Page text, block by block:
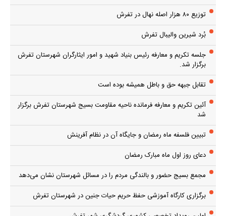
توزیع ۸۰ هزار اصله نهال در تفرش
بُرد شیرین والیبال تفرش
جلسه تکریم و معارفه رئیس بنیاد شهید و امور ایثارگران شهرستان تفرش
برگزار شد.
تقابل جبهه حق و باطل همیشه بوده است
آئین تکریم و معارفه فرمانده ناحیه مقاومت بسیج شهرستان تفرش برگزار
شد
تبیین فلسفه ماه رمضان و جایگاه آن در نظام آفرینش
دعای روز اول ماه مبارک رمضان
مجمع بسیج حضور و بالندگی مردم را در مسائل شهرستان نشان می‌دهد
برگزاری کارگاه آموزشی حفظ حریم حیات جنین در شهرستان تفرش